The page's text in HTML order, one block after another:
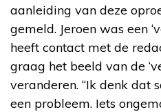
aanleiding van deze
gemeld. Jeroen was een
heeft contact met de
graag het beeld van de
veranderen. “Ik denk dat
een probleem. Iets